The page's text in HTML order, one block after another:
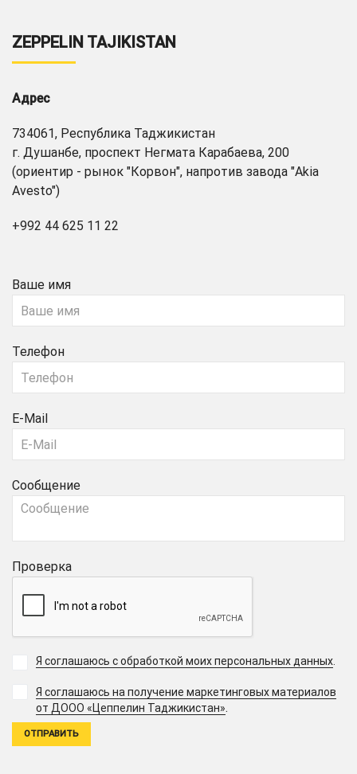
ZEPPELIN TAJIKISTAN
Адрес
734061, Республика Таджикистан
г. Душанбе, проспект Негмата Карабаева, 200
(ориентир - рынок "Корвон", напротив завода "Akia
Avesto")
+992 44 625 11 22
Ваше имя
Телефон
E-Mail
Сообщение
Проверка
Я соглашаюсь с обработкой моих персональных данных.
Я соглашаюсь на получение маркетинговых материалов
от ДООО «Цеппелин Таджикистан».